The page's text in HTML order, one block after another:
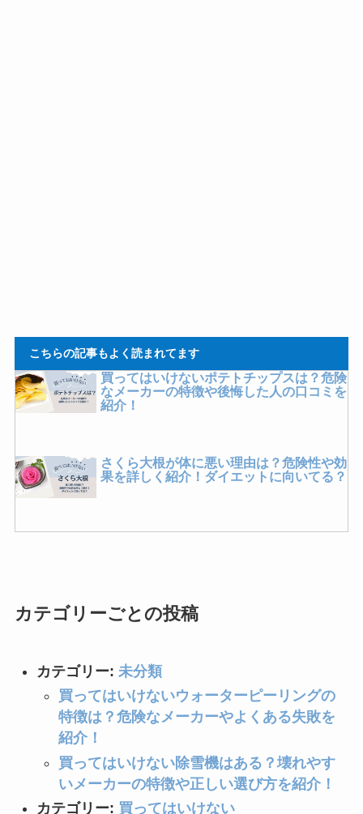
や副作用などを詳しく紹介！
果を詳しく紹介！ダイエットに向いてる？
買ってはいけない柔軟剤はどれ？危険なメ
ーカーの特徴や後悔した人の口コミを紹
介！
買ってはいけないラクトアイスはどれ？食
べてはいけない理由や体に悪いメーカーと
は？
こちらの記事もよく読まれてます
買ってはいけないポテトチップスは？危険
なメーカーの特徴や後悔した人の口コミを
紹介！
さくら大根が体に悪い理由は？危険性や効
果を詳しく紹介！ダイエットに向いてる？
口コミを紹介！
冷凍食品を買ってはいけない理由は？危険
グレープシードオイルが体に悪い理由は？
カテゴリーごとの投稿
カテゴリー: 未分類
買ってはいけないウォーターピーリングの
特徴は？危険なメーカーやよくある失敗を
紹介！
買ってはいけない除雪機はある？壊れやす
いメーカーの特徴や正しい選び方を紹介！
カテゴリー: 買ってはいけない